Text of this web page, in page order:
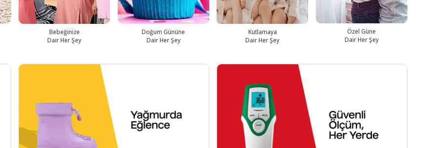
Bebeğinize
Dair Her Şey
Doğum Gününe
Dair Her Şey
Kutlamaya
Dair Her Şey
Özel Güne
Dair Her Şey